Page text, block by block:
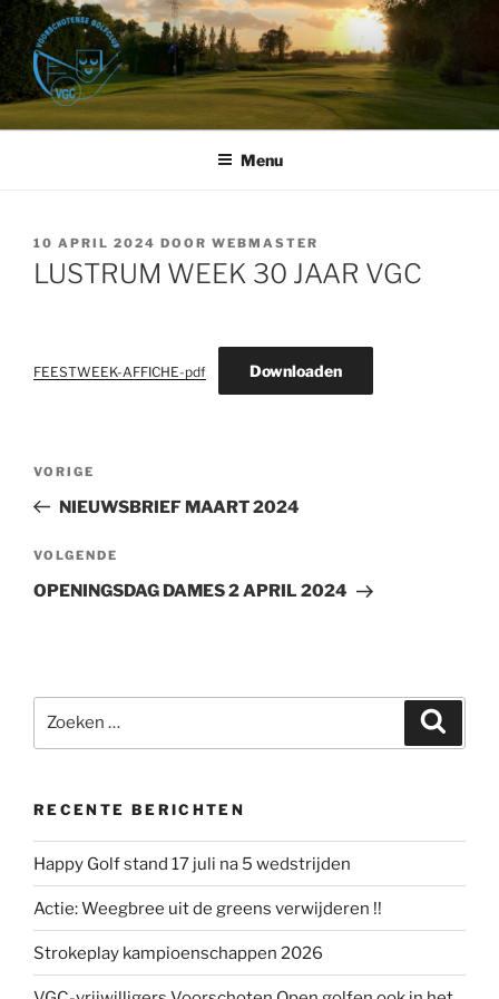
Ga
naar
de
inhoud
VOORSCHOTENSE GOLFCLUB
Golfbaan Het Wedde – Voorschoten
Menu
GEPLAATST
OP
10 APRIL 2024 DOOR WEBMASTER
LUSTRUM WEEK 30 JAAR VGC
FEESTWEEK-AFFICHE-pdf Downloaden
Bericht
Vorig
bericht
VORIGE
NIEUWSBRIEF MAART 2024
Volgend
bericht
VOLGENDE
OPENINGSDAG DAMES 2 APRIL 2024
naar:
RECENTE BERICHTEN
Happy Golf stand 17 juli na 5 wedstrijden
Actie: Weegbree uit de greens verwijderen !!
Strokeplay kampioenschappen 2026